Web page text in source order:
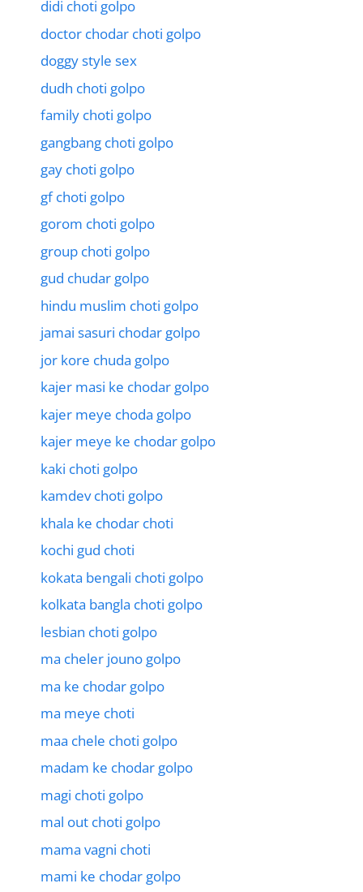
didi choti golpo
doctor chodar choti golpo
doggy style sex
dudh choti golpo
family choti golpo
gangbang choti golpo
gay choti golpo
gf choti golpo
gorom choti golpo
group choti golpo
gud chudar golpo
hindu muslim choti golpo
jamai sasuri chodar golpo
jor kore chuda golpo
kajer masi ke chodar golpo
kajer meye choda golpo
kajer meye ke chodar golpo
kaki choti golpo
kamdev choti golpo
khala ke chodar choti
kochi gud choti
kokata bengali choti golpo
kolkata bangla choti golpo
lesbian choti golpo
ma cheler jouno golpo
ma ke chodar golpo
ma meye choti
maa chele choti golpo
madam ke chodar golpo
magi choti golpo
mal out choti golpo
mama vagni choti
mami ke chodar golpo